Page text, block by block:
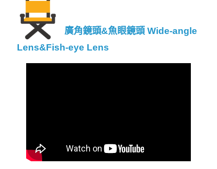
廣角鏡頭&魚眼鏡頭 Wide-angle
Lens&Fish-eye Lens